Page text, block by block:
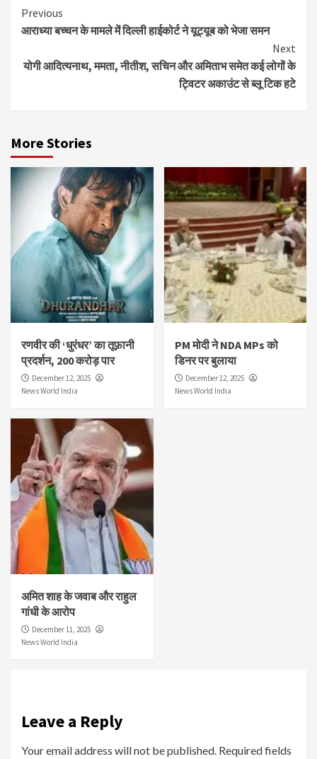
Continue
Reading
Previous
आराध्या बच्चन के मामले में दिल्ली हाईकोर्ट ने यूट्यूब को भेजा समन
Next
योगी आदित्यनाथ, ममता, नीतीश, सचिन और अमिताभ समेत कई लोगों के
ट्विटर अकाउंट से ब्लू टिक हटे
More Stories
रणवीर की ‘धुरंधर’ का तूफ़ानी
प्रदर्शन, 200 करोड़ पार
December 12, 2025
News World India
PM मोदी ने NDA MPs को
डिनर पर बुलाया
December 12, 2025
News World India
अमित शाह के जवाब और राहुल
गांधी के आरोप
December 11, 2025
News World India
Leave a Reply
Your email address will not be published. Required fields